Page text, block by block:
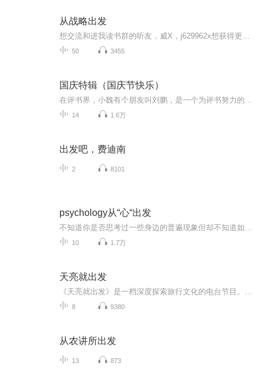
从战略出发
50 3455
国庆特辑（国庆节快乐）
14 1.6万
出发吧，费迪南
2 8101
psychology从“心“出发
10 1.7万
天亮就出发
8 9380
从农讲所出发
13 873